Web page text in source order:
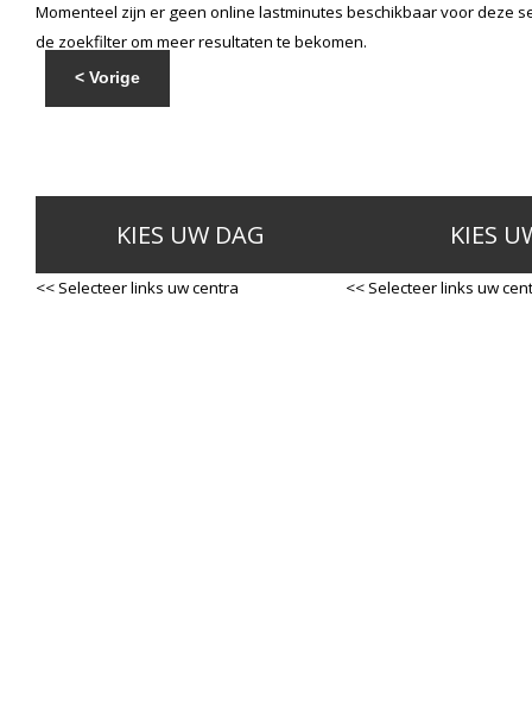
Momenteel zijn er geen online lastminutes beschikbaar voor deze
de zoekfilter om meer resultaten te bekomen.
< Vorige
KIES UW DAG
<< Selecteer links uw centra
KIES
<< Selecteer links uw